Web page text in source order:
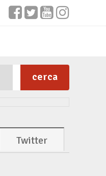
cerca
Twitter